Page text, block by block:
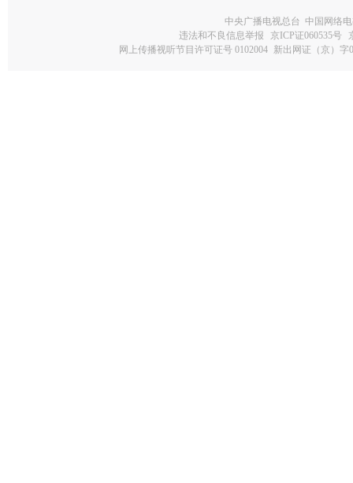
中央广播电视总台 中国网络
违法和不良信息举报
京ICP证060535号
网上传播视听节目许可证号 0102004 新出网证（京）